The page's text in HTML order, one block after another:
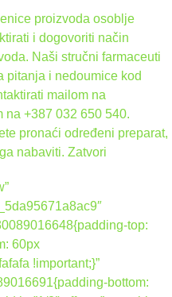
proizvoda osoblje
i dogovoriti način
Naši stručni farmaceuti
pitanja i nedoumice kod
mailom na
na +387 032 650 540.
pronaći određeni preparat,
nabaviti. Zatvori
top:
60px
!important;}”
bottom: